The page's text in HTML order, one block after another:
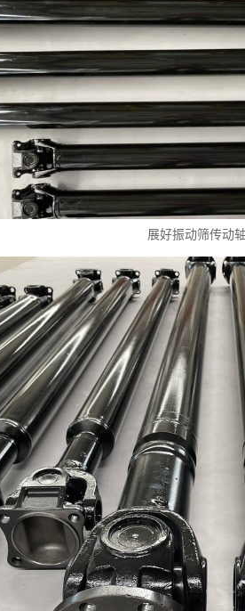
展好振动筛传动